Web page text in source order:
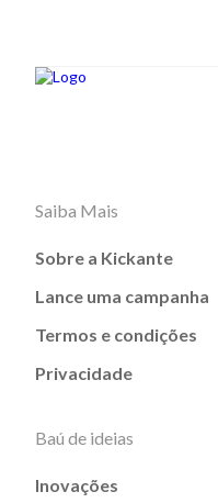
Saiba Mais
Sobre a Kickante
Lance uma campanha
Termos e condições
Privacidade
Baú de ideias
Inovações